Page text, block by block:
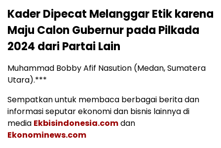
Kader Dipecat Melanggar Etik karena
Maju Calon Gubernur pada Pilkada
2024 dari Partai Lain
Muhammad Bobby Afif Nasution (Medan, Sumatera
Utara).***
Sempatkan untuk membaca berbagai berita dan
informasi seputar ekonomi dan bisnis lainnya di
media Ekbisindonesia.comdan
Ekonominews.com